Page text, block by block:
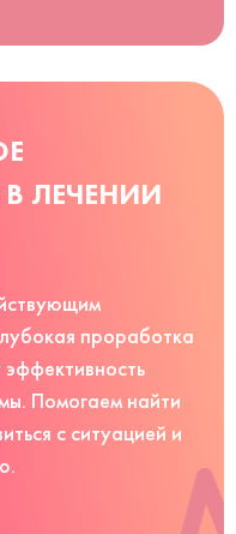
ЛЕЧЕНИИ
проработка
Помогаем найти
с ситуацией и